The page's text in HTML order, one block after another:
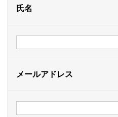
氏名
メールアドレス